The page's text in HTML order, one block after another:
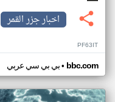
اخبار جزر القمر
PF63IT
بي بي سي عربي• bbc.com